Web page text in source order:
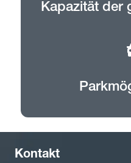
Kapazität der
Kontakt